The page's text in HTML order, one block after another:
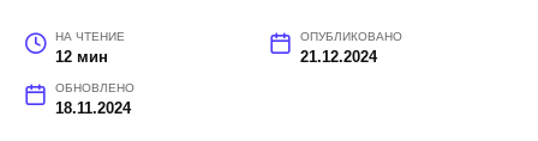
НА ЧТЕНИЕ
12 мин
ОПУБЛИКОВАНО
21.12.2024
ОБНОВЛЕНО
18.11.2024